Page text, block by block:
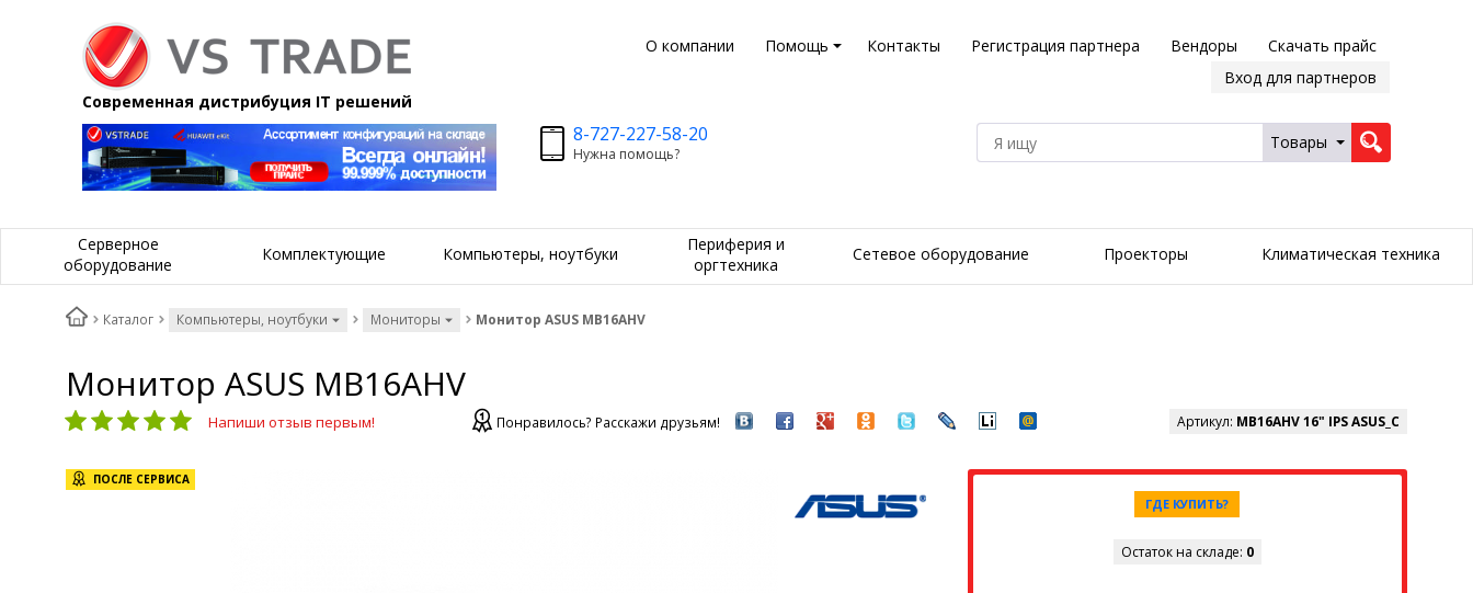
О компании Помощь Контакты Регистрация партнера Вендоры
Скачать прайс
Вход для партнеров
Современная дистрибуция IT решений
8-727-227-58-20
Нужна помощь?
Товары
Серверное
оборудование
Комплектующие Компьютеры, ноутбуки
Периферия и
оргтехника
Сетевое оборудование Проекторы Климатическая техника
Каталог Компьютеры, ноутбуки Мониторы Монитор ASUS MB16AHV
Монитор ASUS MB16AHV
Напиши отзыв первым! Понравилось? Расскажи друзьям! Артикул: MB16AHV 16" IPS ASUS_C
ПОСЛЕ СЕРВИСА
ГДЕ КУПИТЬ?
Остаток на складе: 0